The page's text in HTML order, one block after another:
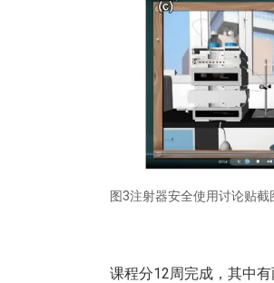
图3注射器安全使用讨论贴截
课程分12周完成，其中